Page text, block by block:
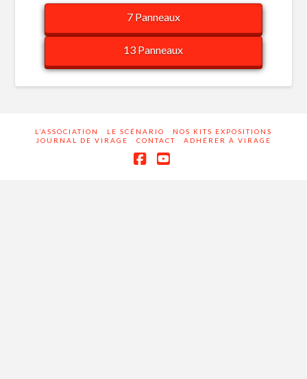
7 Panneaux
13 Panneaux
L’ASSOCIATION LE SCÉNARIO
NOS KITS EXPOSITIONS
JOURNAL DE VIRAGE
CONTACT ADHÉRER À VIRAGE